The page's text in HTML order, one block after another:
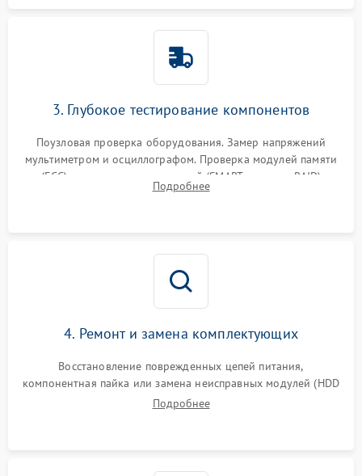
3. Глубокое тестирование компонентов
Поузловая проверка оборудования. Замер напряжений
мультиметром и осциллографом. Проверка модулей памяти
(ECC) и состояния накопителей (SMART, массивы RAID)
специализированными диагностическими утилитами.
Подробнее
4. Ремонт и замена комплектующих
Восстановление поврежденных цепей питания,
компонентная пайка или замена неисправных модулей (HDD
Подробнее